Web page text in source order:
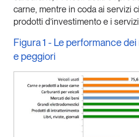
carne, mentre in coda ai servizi
prodotti d’investimento e i
Figura 1 - Le performance
e peggiori